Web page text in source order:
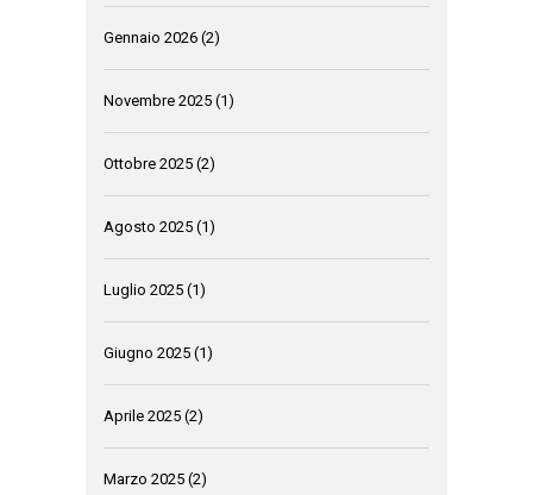
Gennaio 2026 (2)
Novembre 2025 (1)
Ottobre 2025 (2)
Agosto 2025 (1)
Luglio 2025 (1)
Giugno 2025 (1)
Aprile 2025 (2)
Marzo 2025 (2)